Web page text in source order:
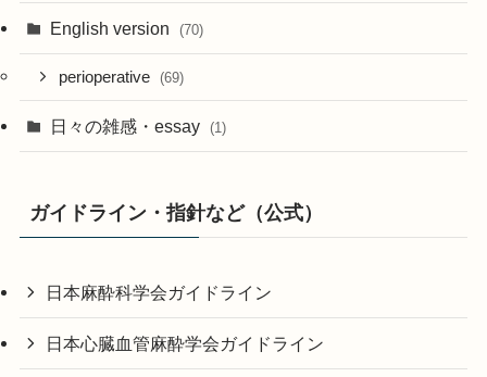
English version (70)
perioperative (69)
日々の雑感・essay (1)
ガイドライン・指針など（公式）
日本麻酔科学会ガイドライン
日本心臓血管麻酔学会ガイドライン